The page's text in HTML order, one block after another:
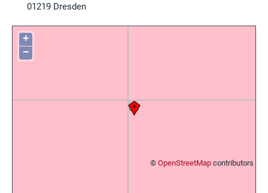
01219 Dresden
+
−
© OpenStreetMap contributors